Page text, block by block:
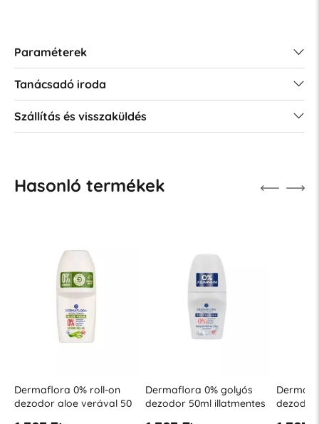
Paraméterek
Tanácsadó iroda
Szállítás és visszaküldés
Hasonló termékek
Dermaflora 0% roll-on
dezodor aloe verával 50
Dermaflora 0% golyós
dezodor 50ml illatmentes
dezodor